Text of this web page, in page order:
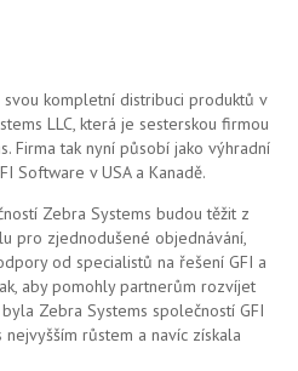
kompletní distribuci produktů v
LLC, která je sesterskou firmou
Firma tak nyní působí jako výhradní
Software v USA a Kanadě.
Zebra Systems budou těžit z
pro zjednodušené objednávání,
od specialistů na řešení GFI a
aby pomohly partnerům rozvíjet
Zebra Systems společností GFI
růstem a navíc získala